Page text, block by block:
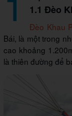
1.1 Đèo
Đèo Khau
Bái, là một trong
cao khoảng
là thiên đường để